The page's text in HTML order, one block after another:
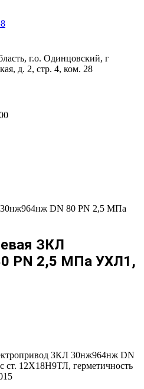
г.о. Одинцовский, г
д. 2, стр. 4, ком. 28
DN 80 PN 2,5 МПа
ЗКЛ
PN 2,5 МПа УХЛ1,
ЗКЛ 30нж964нж DN
12Х18Н9ТЛ, герметичность